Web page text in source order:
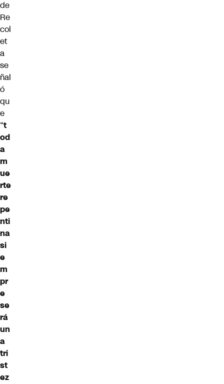
de
Re
col
et
a
se
ñal
ó
qu
e
“t
od
a
m
ue
rte
re
pe
nti
na
si
e
m
pr
e
se
rá
un
a
tri
st
ez